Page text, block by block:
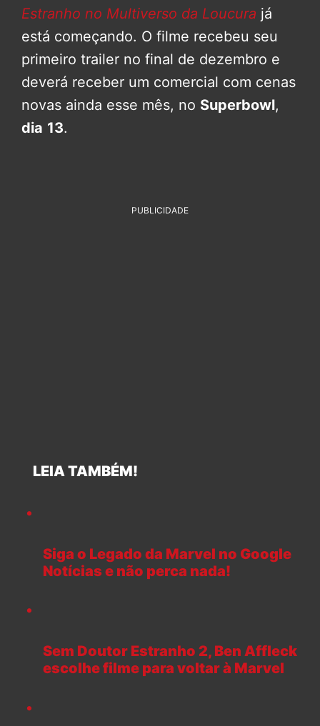
Estranho no Multiverso da Loucura já
está começando. O filme recebeu seu
primeiro trailer no final de dezembro e
deverá receber um comercial com cenas
novas ainda esse mês, no Superbowl,
dia 13.
PUBLICIDADE
LEIA TAMBÉM!
Siga o Legado da Marvel no Google
Notícias e não perca nada!
Sem Doutor Estranho 2, Ben Affleck
escolhe filme para voltar à Marvel